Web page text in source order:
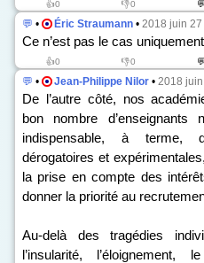
👍0 👎0
💬 • Éric Straumann • 2018 juin 27
Ce n’est pas le cas
👍0 👎0
💬 • Jean-Philippe Nilor • 2018
De l’autre côté, nos
bon nombre
indispensable, à terme,
dérogatoires et
la prise en compte des
donner la priorité au
Au-delà des tragédies
l’insularité,